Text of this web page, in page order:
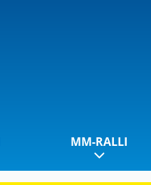
MM-RALLI